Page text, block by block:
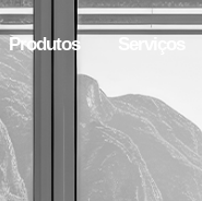
Produtos